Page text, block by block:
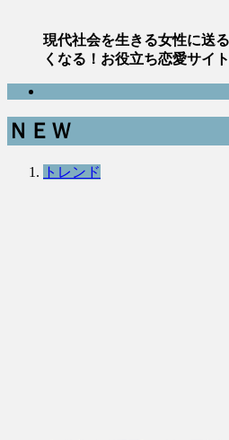
現代社会を生きる女性に送
くなる！お役立ち恋愛サイト
ＮＥＷ
トレンド